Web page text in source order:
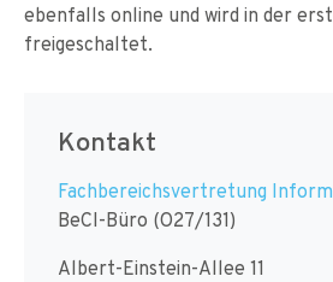
ebenfalls online und wird in der
freigeschaltet.
Kontakt
Fachbereichsvertretung
BeCI-Büro (O27/131)
Albert-Einstein-Allee 11